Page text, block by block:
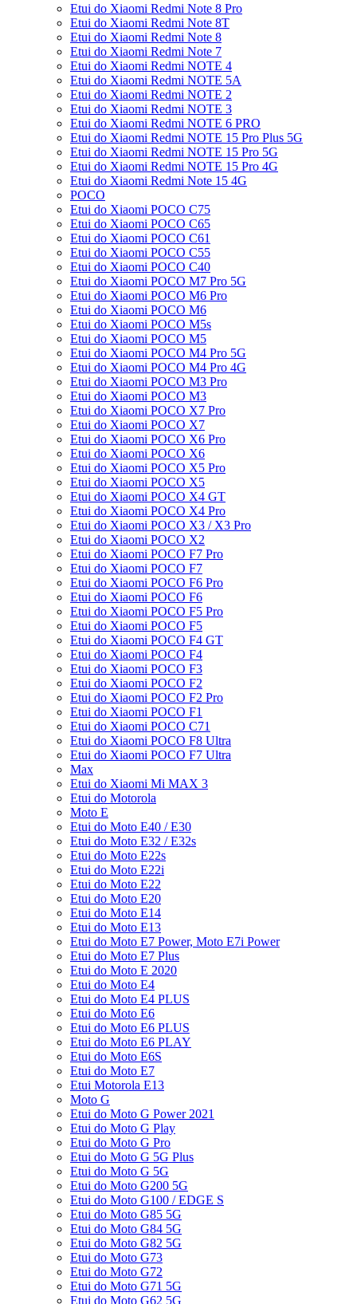
Etui do Xiaomi Redmi Note 8 Pro
Etui do Xiaomi Redmi Note 8T
Etui do Xiaomi Redmi Note 8
Etui do Xiaomi Redmi Note 7
Etui do Xiaomi Redmi NOTE 4
Etui do Xiaomi Redmi NOTE 5A
Etui do Xiaomi Redmi NOTE 2
Etui do Xiaomi Redmi NOTE 3
Etui do Xiaomi Redmi NOTE 6 PRO
Etui do Xiaomi Redmi NOTE 15 Pro Plus 5G
Etui do Xiaomi Redmi NOTE 15 Pro 5G
Etui do Xiaomi Redmi NOTE 15 Pro 4G
Etui do Xiaomi Redmi Note 15 4G
POCO
Etui do Xiaomi POCO C75
Etui do Xiaomi POCO C65
Etui do Xiaomi POCO C61
Etui do Xiaomi POCO C55
Etui do Xiaomi POCO C40
Etui do Xiaomi POCO M7 Pro 5G
Etui do Xiaomi POCO M6 Pro
Etui do Xiaomi POCO M6
Etui do Xiaomi POCO M5s
Etui do Xiaomi POCO M5
Etui do Xiaomi POCO M4 Pro 5G
Etui do Xiaomi POCO M4 Pro 4G
Etui do Xiaomi POCO M3 Pro
Etui do Xiaomi POCO M3
Etui do Xiaomi POCO X7 Pro
Etui do Xiaomi POCO X7
Etui do Xiaomi POCO X6 Pro
Etui do Xiaomi POCO X6
Etui do Xiaomi POCO X5 Pro
Etui do Xiaomi POCO X5
Etui do Xiaomi POCO X4 GT
Etui do Xiaomi POCO X4 Pro
Etui do Xiaomi POCO X3 / X3 Pro
Etui do Xiaomi POCO X2
Etui do Xiaomi POCO F7 Pro
Etui do Xiaomi POCO F7
Etui do Xiaomi POCO F6 Pro
Etui do Xiaomi POCO F6
Etui do Xiaomi POCO F5 Pro
Etui do Xiaomi POCO F5
Etui do Xiaomi POCO F4 GT
Etui do Xiaomi POCO F4
Etui do Xiaomi POCO F3
Etui do Xiaomi POCO F2
Etui do Xiaomi POCO F2 Pro
Etui do Xiaomi POCO F1
Etui do Xiaomi POCO C71
Etui do Xiaomi POCO F8 Ultra
Etui do Xiaomi POCO F7 Ultra
Max
Etui do Xiaomi Mi MAX 3
Etui do Motorola
Moto E
Etui do Moto E40 / E30
Etui do Moto E32 / E32s
Etui do Moto E22s
Etui do Moto E22i
Etui do Moto E22
Etui do Moto E20
Etui do Moto E14
Etui do Moto E13
Etui do Moto E7 Power, Moto E7i Power
Etui do Moto E7 Plus
Etui do Moto E 2020
Etui do Moto E4
Etui do Moto E4 PLUS
Etui do Moto E6
Etui do Moto E6 PLUS
Etui do Moto E6 PLAY
Etui do Moto E6S
Etui do Moto E7
Etui Motorola E13
Moto G
Etui do Moto G Power 2021
Etui do Moto G Play
Etui do Moto G Pro
Etui do Moto G 5G Plus
Etui do Moto G 5G
Etui do Moto G200 5G
Etui do Moto G100 / EDGE S
Etui do Moto G85 5G
Etui do Moto G84 5G
Etui do Moto G82 5G
Etui do Moto G73
Etui do Moto G72
Etui do Moto G71 5G
Etui do Moto G62 5G